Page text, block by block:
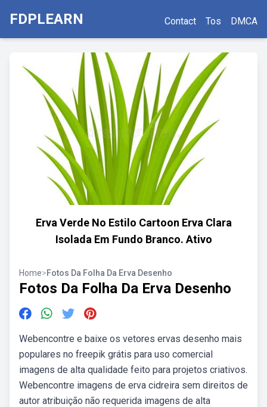
FDPLEARN Contact Tos DMCA
Erva Verde No Estilo Cartoon Erva Clara
Isolada Em Fundo Branco. Ativo
Home>Fotos Da Folha Da Erva Desenho
Fotos Da Folha Da Erva Desenho
Webencontre e baixe os vetores ervas desenho mais
populares no freepik grátis para uso comercial
imagens de alta qualidade feito para projetos criativos.
Webencontre imagens de erva cidreira sem direitos de
autor atribuição não requerida imagens de alta